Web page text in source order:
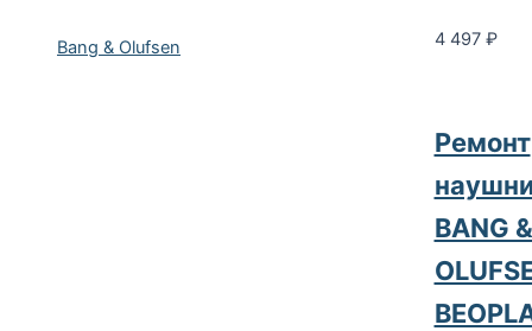
Bang & Olufsen 4 497 ₽
Ремонт
BANG &